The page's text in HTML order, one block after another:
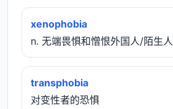
xenophobia
n. 无端畏惧和憎恨外国人/陌生人
transphobia
对变性者的恐惧